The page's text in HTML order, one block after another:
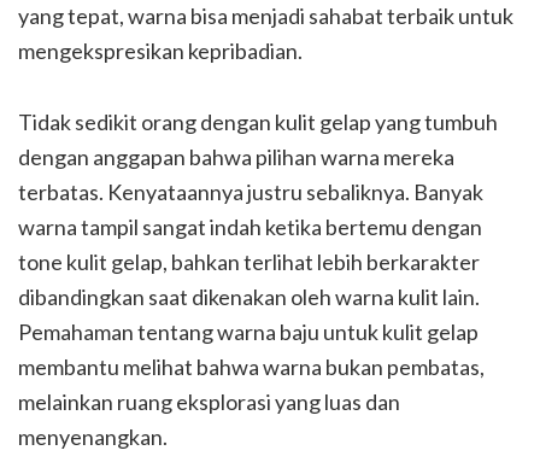
yang tepat, warna bisa menjadi sahabat terbaik untuk
mengekspresikan kepribadian.
Tidak sedikit orang dengan kulit gelap yang tumbuh
dengan anggapan bahwa pilihan warna mereka
terbatas. Kenyataannya justru sebaliknya. Banyak
warna tampil sangat indah ketika bertemu dengan
tone kulit gelap, bahkan terlihat lebih berkarakter
dibandingkan saat dikenakan oleh warna kulit lain.
Pemahaman tentang warna baju untuk kulit gelap
membantu melihat bahwa warna bukan pembatas,
melainkan ruang eksplorasi yang luas dan
menyenangkan.